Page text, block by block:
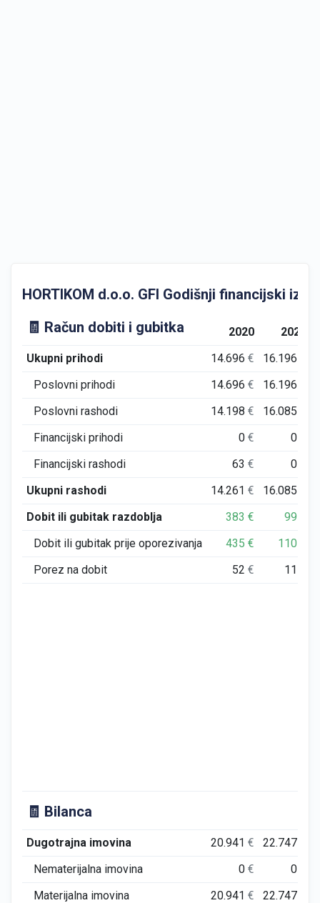
HORTIKOM d.o.o. GFI Godišnji financijski
🧾 Račun dobiti i gubitka
2020
2021
Ukupni prihodi
14.696€ 16.196
Poslovni prihodi
14.696€ 16.196
Poslovni rashodi
14.198€ 16.085
Financijski prihodi
0€ 0
Financijski rashodi
63€ 0
Ukupni rashodi
14.261€ 16.085
Dobit ili gubitak razdoblja
383€ 99
Dobit ili gubitak prije oporezivanja
435€ 110
Porez na dobit
52€ 11
🧾 Bilanca
Dugotrajna imovina 20.941€ 22.747
Nematerijalna imovina
0€ 0
Materijalna imovina
20.941€ 22.747